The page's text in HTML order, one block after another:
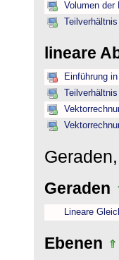
Volumen der
lineare
Einführung
Geraden
Lineare
Ebenen